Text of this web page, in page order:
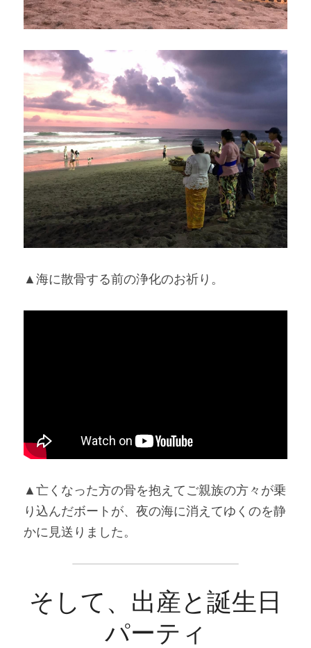
▲海に散骨する前の浄化のお祈り。
▲亡くなった方の骨を抱えてご親族の方々が乗
り込んだボートが、夜の海に消えてゆくのを静
かに見送りました。
そして、出産と誕生日
パーティ